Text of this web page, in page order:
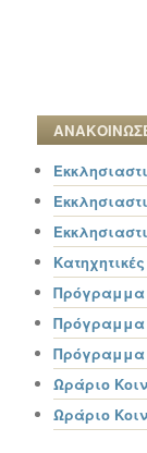
Πρόγραμμα
Πρόγραμμα
Πρόγραμμα
Ωράριο
Ωράριο